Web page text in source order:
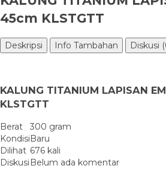
45cm KLSTGTT
Deskripsi Info Tambahan Diskusi
KALUNG TITANIUM LAPISAN
KLSTGTT
Berat
300 gram
KondisiBaru
Dilihat 676 kali
Diskusi Belum ada komentar